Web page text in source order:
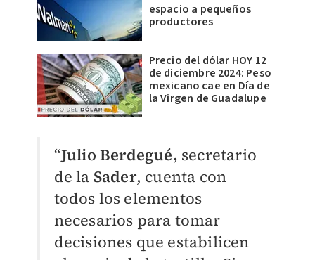
espacio a pequeños
productores
Precio del dólar HOY 12
de diciembre 2024: Peso
mexicano cae en Día de
la Virgen de Guadalupe
“Julio Berdegué, secretario
de la Sader, cuenta con
todos los elementos
necesarios para tomar
decisiones que estabilicen